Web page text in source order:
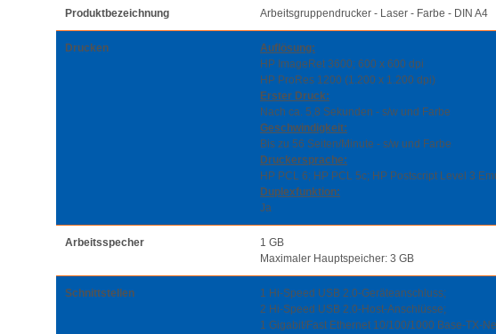
Produktbezeichnung Arbeitsgruppendrucker - Laser - Farbe - DIN A4
Drucken
Auflösung:
HP ImageRet 3600; 600 x 600 dpi
HP ProRes 1200 (1.200 x 1.200 dpi)
Erster Druck:
Nach ca. 5,8 Sekunden - s/w und Farbe
Geschwindigkeit:
Bis zu 56 Seiten/Minute - s/w und Farbe
Druckersprache:
HP PCL 6; HP PCL 5c; HP Postscript Level 3
Duplexfunktion:
Ja
Arbeitsspecher
1 GB
Maximaler Hauptspeicher: 3 GB
Schnittstellen
1 Hi-Speed USB 2.0-Geräteanschluss;
2 Hi-Speed USB 2.0-Host-Anschlüsse;
1 Gigabit/Fast Ethernet 10/100/1000 Base-TX-